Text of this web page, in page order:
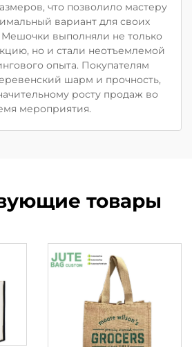
что позволило мастеру
вариант для своих
выполняли не только
но и стали неотъемлемой
опыта. Покупателям
шарм и прочность,
росту продаж во
мероприятия.
товары